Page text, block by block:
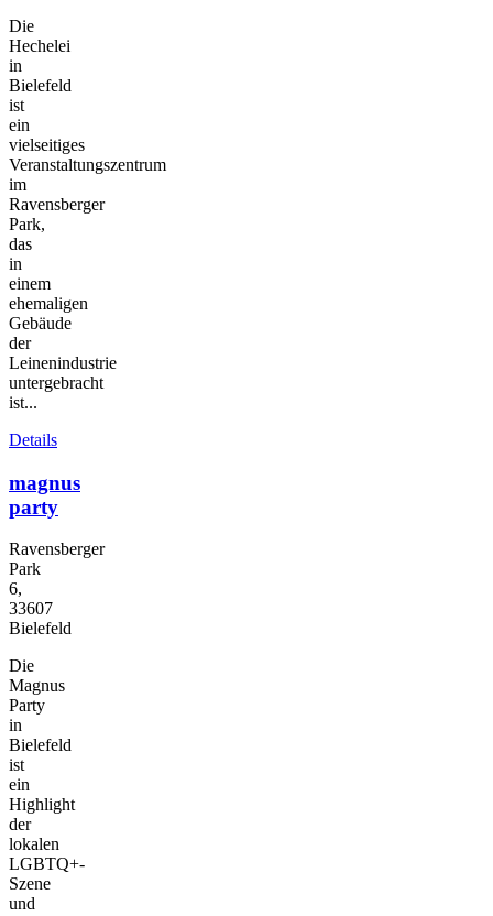
Die
Hechelei
in
Bielefeld
ist
ein
vielseitiges
Veranstaltungszentrum
im
Ravensberger
Park,
das
in
einem
ehemaligen
Gebäude
der
Leinenindustrie
untergebracht
ist...
Details
magnus
party
Ravensberger
Park
6,
33607
Bielefeld
Die
Magnus
Party
in
Bielefeld
ist
ein
Highlight
der
lokalen
LGBTQ+-
Szene
und